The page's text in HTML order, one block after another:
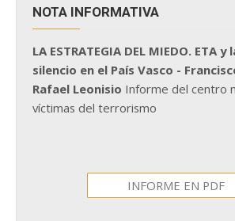
NOTA INFORMATIVA
LA ESTRATEGIA DEL MIEDO. ETA
silencio en el País Vasco -
Rafael Leonisio Informe del centro
víctimas del terrorismo
INFORME EN PDF